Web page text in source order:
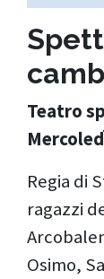
Teatro
Regia di
ragazzi
Osimo,